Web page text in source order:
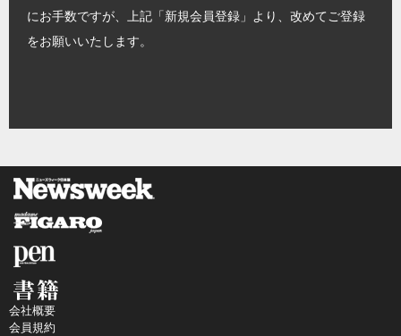
にお手数ですが、上記「新規会員登録」より、改めてご登録
をお願いいたします。
会社概要
会員規約